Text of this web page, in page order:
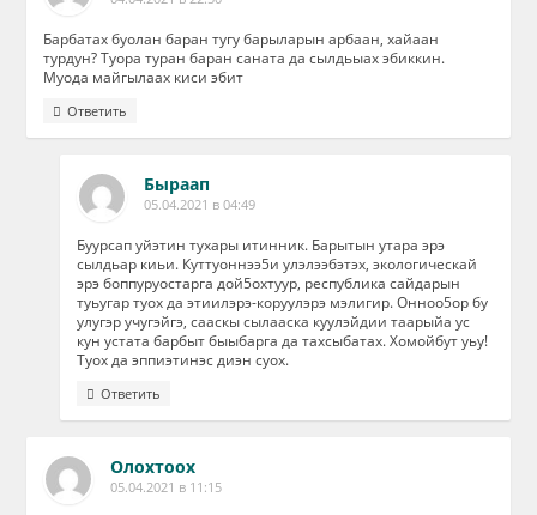
Барбатах буолан баран тугу барыларын арбаан, хайаан
турдун? Туора туран баран саната да сылдьыах эбиккин.
Муода майгылаах киси эбит
Ответить
Быраап
05.04.2021 в 04:49
Буурсап уйэтин тухары итинник. Барытын утара эрэ
сылдьар киьи. Куттуоннээ5и улэлээбэтэх, экологическай
эрэ боппуруостарга дой5охтуур, республика сайдарын
туьугар туох да этиилэрэ-коруулэрэ мэлигир. Онноо5ор бу
улугэр учугэйгэ, сааскы сылааска куулэйдии таарыйа ус
кун устата барбыт быыбарга да тахсыбатах. Хомойбут уьу!
Туох да эппиэтинэс диэн суох.
Ответить
Олохтоох
05.04.2021 в 11:15